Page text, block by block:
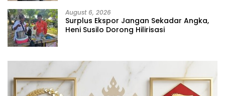
August 6, 2026
Surplus Ekspor Jangan Sekadar Angka,
Heni Susilo Dorong Hilirisasi